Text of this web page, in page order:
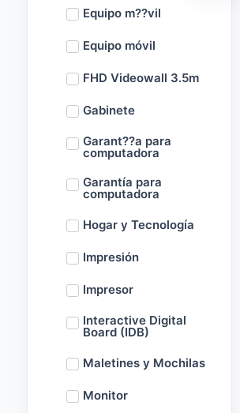
Equipo m??vil
Equipo móvil
FHD Videowall 3.5m
Gabinete
Garant??a para
computadora
Garantía para
computadora
Hogar y Tecnología
Impresión
Impresor
Interactive Digital
Board (IDB)
Maletines y Mochilas
Monitor